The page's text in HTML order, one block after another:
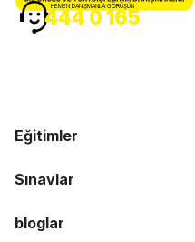
Eğitimler
Sınavlar
bloglar
HEMEN DANIŞMANLA GÖRÜŞÜN
444 0 165